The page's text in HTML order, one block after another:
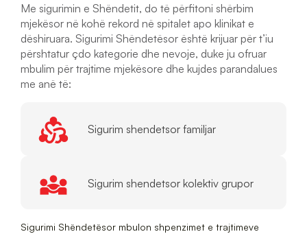
Me sigurimin e Shëndetit, do të përfitoni shërbim
mjekësor në kohë rekord në spitalet apo klinikat e
dëshiruara. Sigurimi Shëndetësor është krijuar për t’iu
përshtatur çdo kategorie dhe nevoje, duke ju ofruar
mbulim për trajtime mjekësore dhe kujdes parandalues
me anë të:
Sigurim shendetsor familjar
Sigurim shendetsor kolektiv grupor
Sigurimi Shëndetësor mbulon shpenzimet e trajtimeve